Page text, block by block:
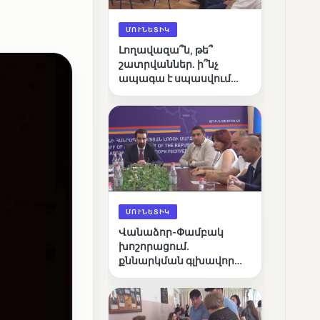
ՄՈՒՆԵՏԻԿ
Լողավազա՞ն, թե՞
շատրվաններ. ի՞նչ
ապագա է սպասվում
լճին
ՄՈՒՆԵՏԻԿ
Վանաձոր-Փամբակ
խոշորացում.
քննարկման գլխավոր
կառավարո՞ւմ, թե՞
քաղաքական նպատակ